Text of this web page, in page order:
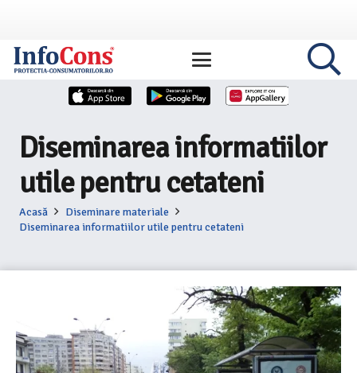
Diseminarea informatiilor
utile pentru cetateni
Acasă
Diseminare materiale
Diseminarea informatiilor utile pentru cetateni